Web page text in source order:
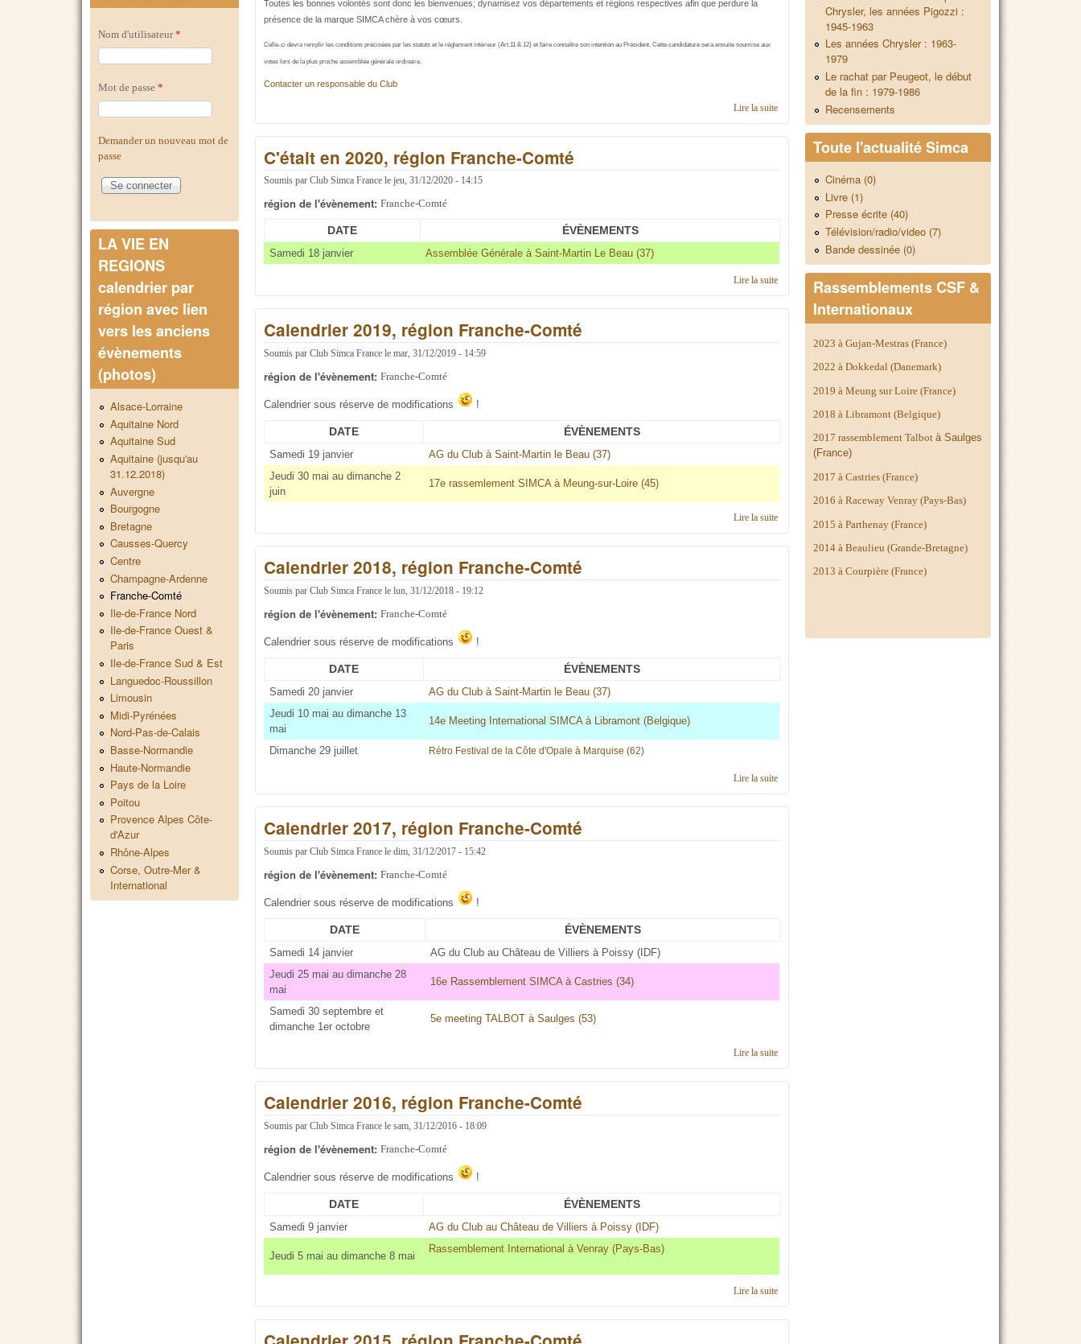
Toutes les bonnes volontés sont donc les bienvenues; dynamisez vos départements et régions respectives afin que perdure la
présence de la marque SIMCA chère à vos cœurs.
Celle-ci devra remplir les conditions précisées par les statuts et le règlement intérieur (Art.11 & 12) et faire connaître son intention au Président. Cette candidaturesera ensuite soumise aux
votes lors de la plus proche assemblée générale ordinaire.
Contacter un responsable du Club
Lire la suite de Contacts en région Franche-Comté
C'était en 2020, région Franche-Comté
Soumis parClub Simca France lejeu, 31/12/2020 - 14:15
région de l'évènement:Franche-Comté
DATE ÉVÈNEMENTS
Samedi 18 janvier Assemblée Générale à Saint-Martin Le Beau (37)
Lire la suite de C'était en 2020, région Franche-Comté
Calendrier 2019, région Franche-Comté
Soumis parClub Simca France lemar, 31/12/2019 - 14:59
région de l'évènement:Franche-Comté
Calendrier sous réserve de modifications !
DATE ÉVÈNEMENTS
Samedi 19 janvier
AG du Club à Saint-Martin le Beau (37)
Jeudi 30 mai au dimanche 2
juin
17e rassemlement SIMCA à Meung-sur-Loire (45)
Lire la suite
Calendrier 2018, région Franche-Comté
Soumis parClub Simca France lelun, 31/12/2018 - 19:12
région de l'évènement:Franche-Comté
Calendrier sous réserve de modifications !
DATE ÉVÈNEMENTS
Samedi 20 janvier
AG du Club à Saint-Martin le Beau (37)
Jeudi 10 mai au dimanche 13
mai
14e Meeting International SIMCA à Libramont (Belgique)
Dimanche 29 juillet Rétro Festival de la Côte d'Opale à Marquise (62)
Lire la suite
Calendrier 2017, région Franche-Comté
Soumis parClub Simca France ledim, 31/12/2017 - 15:42
région de l'évènement:Franche-Comté
Calendrier sous réserve de modifications !
DATE ÉVÈNEMENTS
Samedi 14 janvier
AG du Club au Château de Villiers à Poissy (IDF)
Jeudi 25 mai au dimanche 28
mai
16e Rassemblement SIMCA à Castries (34)
Samedi 30 septembre et
dimanche 1er octobre
5e meeting TALBOT à Saulges (53)
Lire la suite
Calendrier 2016, région Franche-Comté
Soumis parClub Simca France lesam, 31/12/2016 - 18:09
région de l'évènement:Franche-Comté
Calendrier sous réserve de modifications !
DATE ÉVÈNEMENTS
Samedi 9 janvier AG du Club au Château de Villiers à Poissy (IDF)
Jeudi 5 mai au dimanche 8 mai
Rassemblement International à Venray (Pays-Bas)
Lire la suite
Nom d'utilisateur*
Mot de passe *
Demander un nouveau mot de
passe
LA VIE EN
REGIONS
calendrier par
région avec lien
vers les anciens
évènements
(photos)
Alsace-Lorraine
Aquitaine Nord
Aquitaine Sud
Aquitaine (jusqu'au
31.12.2018)
Auvergne
Bourgogne
Bretagne
Causses-Quercy
Centre
Champagne-Ardenne
Franche-Comté
Ile-de-France Nord
Ile-de-France Ouest &
Paris
Ile-de-France Sud & Est
Languedoc-Roussillon
Limousin
Midi-Pyrénées
Nord-Pas-de-Calais
Basse-Normandie
Haute-Normandie
Pays de la Loire
Poitou
Provence Alpes Côte-
d'Azur
Rhône-Alpes
Corse, Outre-Mer &
International
Chrysler, les années Pigozzi :
1945-1963
Les années Chrysler : 1963-
1979
Le rachat par Peugeot, le début
de la fin : 1979-1986
Recensements
Toute l'actualité Simca
Cinéma (0)
Livre (1)
Presse écrite (40)
Télévision/radio/video (7)
Bande dessinée (0)
Rassemblements CSF &
Internationaux
2023 à Gujan-Mestras (France)
2022 à Dokkedal (Danemark)
2019 à Meung sur Loire (France)
2018 à Libramont (Belgique)
2017 rassemblement Talbotà Saulges
(France)
2017 à Castries (France)
2016 à Raceway Venray (Pays-Bas)
2015 à Parthenay (France)
2014 àBeaulieu (Grande-Bretagne)
2013 à Courpière (France)